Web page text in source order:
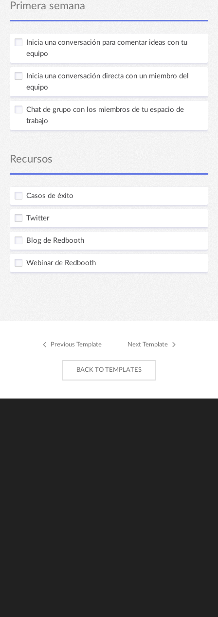
Primera semana
Inicia una conversación para comentar ideas con tu
equipo
Inicia una conversación directa con un miembro del
equipo
Chat de grupo con los miembros de tu espacio de
trabajo
Recursos
Casos de éxito
Twitter
Blog de Redbooth
Webinar de Redbooth
Previous Template Next Template
BACK TO TEMPLATES